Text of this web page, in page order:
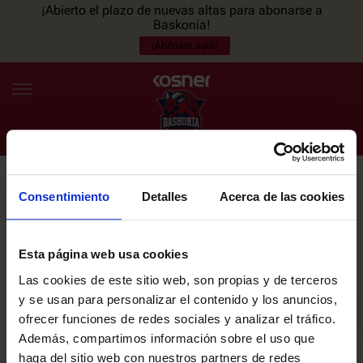
Consentimiento Detalles Acerca de las cookies
Esta página web usa cookies
Las cookies de este sitio web, son propias y de terceros
y se usan para personalizar el contenido y los anuncios,
ofrecer funciones de redes sociales y analizar el tráfico.
Además, compartimos información sobre el uso que
haga del sitio web con nuestros partners de redes
¡Abierto el plazo de nuevas altas para abonarse a
Baskonia!
¡Abónate aquí!
ES EU
NOTICIAS
PLANTILLA
ENTRADAS
NEWSLETTER
últimas noticias y promociones del club.
Email
He leído y acepto laPolítica de privacidaddel SASKI BASKONIA